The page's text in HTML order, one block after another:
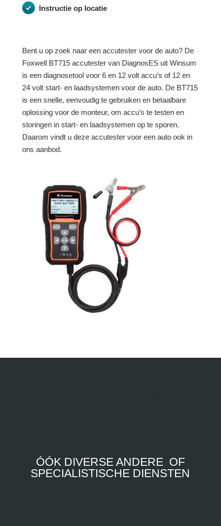
Instructie op locatie
Bent u op zoek naar een accutester voor de auto? De
Foxwell BT715 accutester van DiagnosES uit Winsum
is een diagnosetool voor 6 en 12 volt accu’s of 12 en
24 volt start- en laadsystemen voor de auto. De BT715
is een snelle, eenvoudig te gebruiken en betaalbare
oplossing voor de monteur, om accu’s te testen en
storingen in start- en laadsystemen op te sporen.
Daarom vindt u deze accutester voor een auto ook in
ons aanbod.
ÓÓK DIVERSE ANDERE OF
SPECIALISTISCHE DIENSTEN